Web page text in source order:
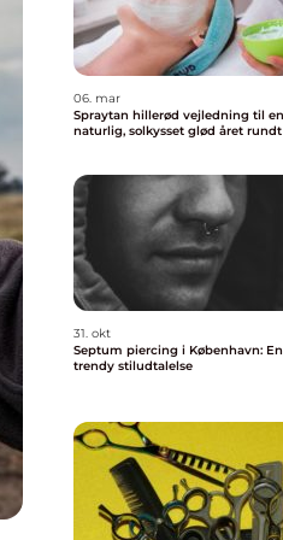
06. mar
Spraytan hillerød vejledning til en
naturlig, solkysset glød året rundt
31. okt
Septum piercing i København: En
trendy stiludtalelse